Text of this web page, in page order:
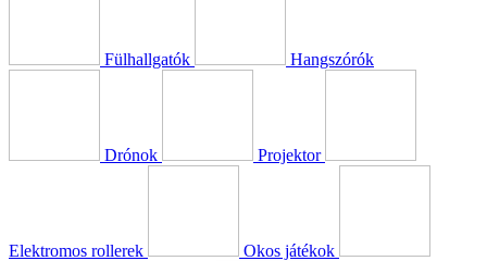
Fülhallgatók Hangszórók
Drónok Projektor
Elektromos rollerek Okos játékok